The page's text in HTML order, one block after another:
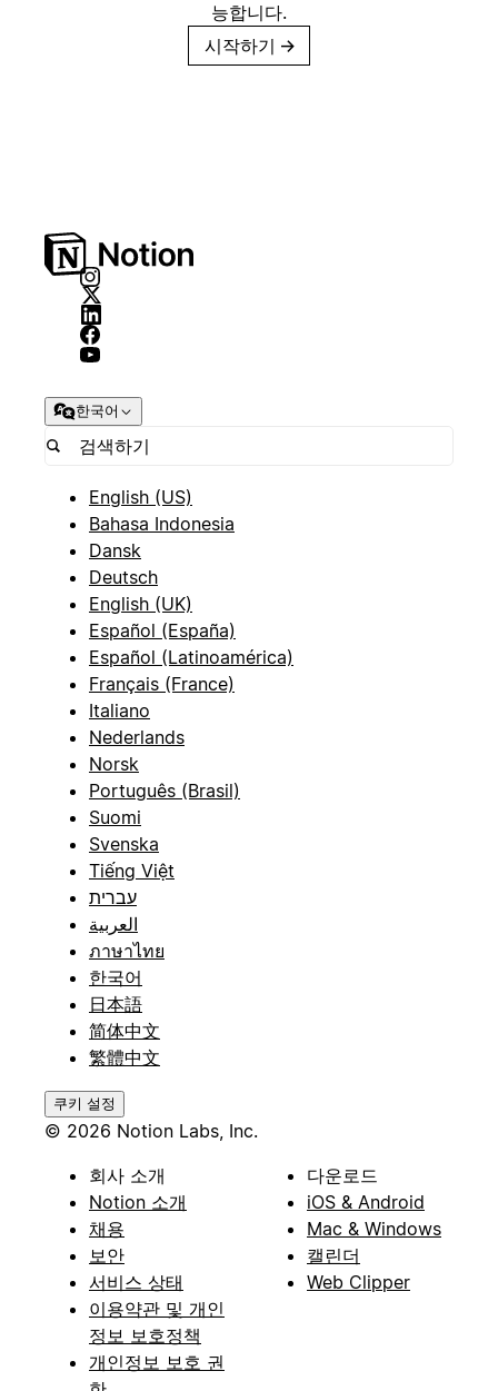
능합니다.
시작하기 →
한국어
English (US)
Bahasa Indonesia
Dansk
Deutsch
English (UK)
Español (España)
Español (Latinoamérica)
Français (France)
Italiano
Nederlands
Norsk
Português (Brasil)
Suomi
Svenska
Tiếng Việt
עברית
العربية
ภาษาไทย
한국어
日本語
简体中文
繁體中文
쿠키 설정
© 2026 Notion Labs, Inc.
회사 소개
Notion 소개
채용
보안
서비스 상태
이용약관 및 개인
정보 보호정책
개인정보 보호 권
다운로드
iOS & Android
Mac & Windows
캘린더
Web Clipper